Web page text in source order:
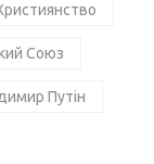
Союз
Путін